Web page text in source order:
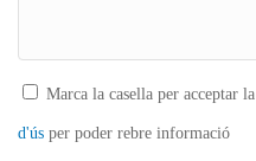
Marca la casella per acceptar la
d'ús per poder rebre informació